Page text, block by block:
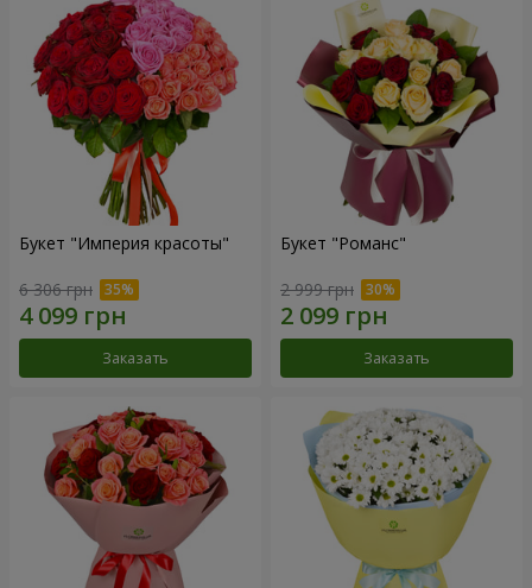
Букет "Империя красоты"
6 306 грн
Заказать
Букет "Романс"
2 999 грн
Заказать